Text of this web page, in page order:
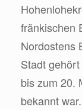
fränkischen
Nordostens
Stadt
bis zum 20.
bekannt war.